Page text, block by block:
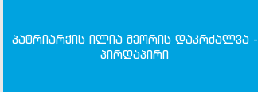
პატრიარქის ილია მეორის დაკრძალვა -
პირდაპირი